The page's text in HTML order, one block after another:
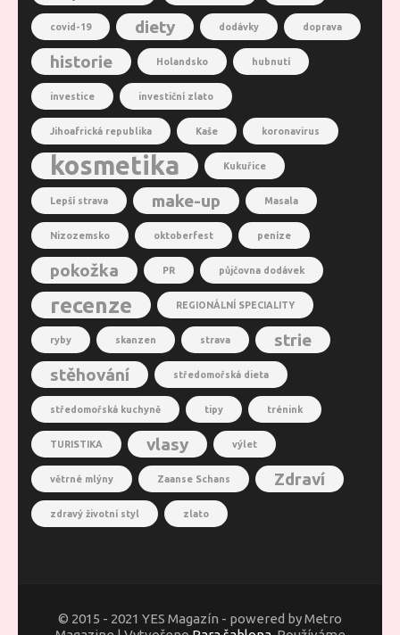
covid-19 diety dodávky doprava
historie Holandsko hubnutí
investice investiční zlato
Jihoafrická republika Kaše koronavirus
kosmetika Kukuřice
Lepší strava make-up Masala
Nizozemsko oktoberfest peníze
pokožka PR půjčovna dodávek
recenze REGIONÁLNÍ SPECIALITY
ryby skanzen strava
strie
stěhování
středomořská dieta
středomořská kuchyně tipy trénink
TURISTIKA vlasy výlet
větrné mlýny Zaanse Schans Zdraví
zdravý životní styl zlato
© 2015 - 2021 YES Magazín - powered by Metro